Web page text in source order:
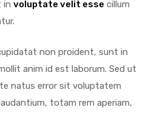
in voluptate velit esse cillum
non proident, sunt in
anim id est laborum. Sed ut
natus error sit voluptatem
totam rem aperiam,